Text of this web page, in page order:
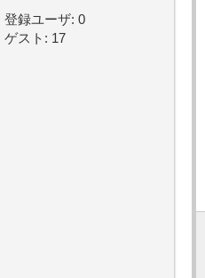
登録ユーザ: 0
ゲスト: 17